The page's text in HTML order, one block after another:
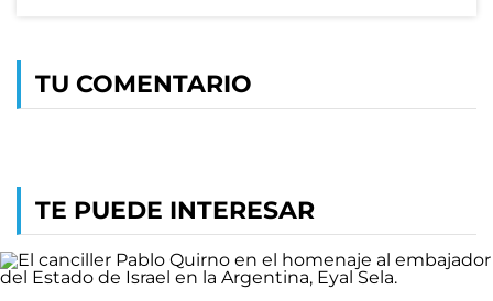
TU COMENTARIO
TE PUEDE INTERESAR